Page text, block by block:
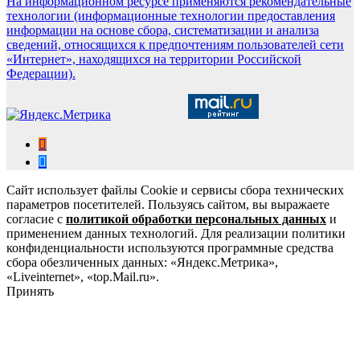
технологии (информационные технологии предоставления
информации на основе сбора, систематизации и анализа
сведений, относящихся к предпочтениям пользователей сети
«Интернет», находящихся на территории Российской
Федерации).
Сайт использует файлы Cookie и сервисы сбора технических
параметров посетителей. Пользуясь сайтом, вы выражаете
согласие с политикой обработки персональных данных и
применением данных технологий. Для реализации политики
конфиденциальности используются программные средства
сбора обезличенных данных: «Яндекс.Метрика»,
«Liveinternet», «top.Mail.ru».
Принять